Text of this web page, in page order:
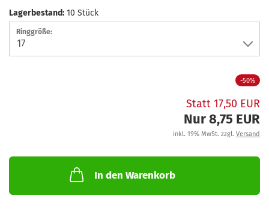
Lagerbestand: 10 Stück
Ringgröße:
-50%
Statt 17,50 EUR
Nur 8,75 EUR
inkl. 19% MwSt. zzgl. Versand
In den Warenkorb